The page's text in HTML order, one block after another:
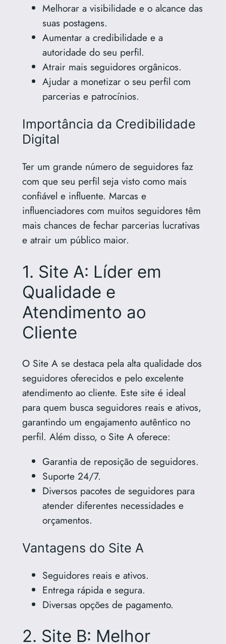
Melhorar a visibilidade e o alcance das
suas postagens.
Aumentar a credibilidade e a
autoridade do seu perfil.
Atrair mais seguidores orgânicos.
Ajudar a monetizar o seu perfil com
parcerias e patrocínios.
Importância da Credibilidade
Digital
Ter um grande número de seguidores faz
com que seu perfil seja visto como mais
confiável e influente. Marcas e
influenciadores com muitos seguidores têm
mais chances de fechar parcerias lucrativas
e atrair um público maior.
1. Site A: Líder em
Qualidade e
Atendimento ao
Cliente
O Site A se destaca pela alta qualidade dos
seguidores oferecidos e pelo excelente
atendimento ao cliente. Este site é ideal
para quem busca seguidores reais e ativos,
garantindo um engajamento autêntico no
perfil. Além disso, o Site A oferece:
Garantia de reposição de seguidores.
Suporte 24/7.
Diversos pacotes de seguidores para
atender diferentes necessidades e
orçamentos.
Vantagens do Site A
Seguidores reais e ativos.
Entrega rápida e segura.
Diversas opções de pagamento.
2. Site B: Melhor